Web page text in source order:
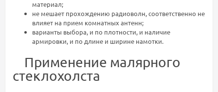
материал;
не мешает прохождению радиоволн, соответственно не
влияет на прием комнатных антенн;
варианты выбора, и по плотности, и наличие
армировки, и по длине и ширине намотки.
Применение малярного
стеклохолста